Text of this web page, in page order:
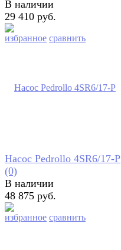
избранное сравнить
В наличии
29 410 руб.
избранное сравнить
Насос Pedrollo 4SR6/17-P
(0)
В наличии
48 875 руб.